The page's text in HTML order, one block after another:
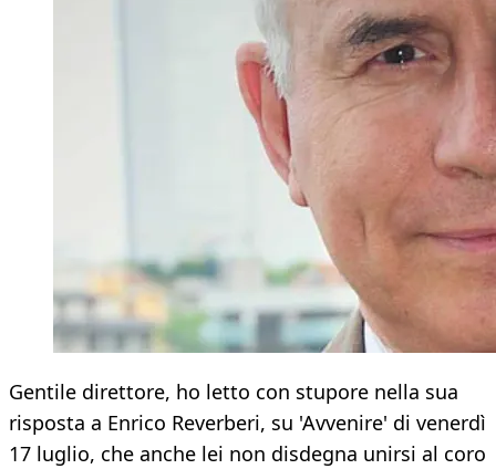
Gentile direttore, ho letto con stupore nella sua
risposta a Enrico Reverberi, su 'Avvenire' di venerdì
17 luglio, che anche lei non disdegna unirsi al coro